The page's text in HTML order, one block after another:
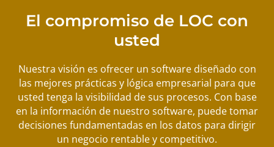
El compromiso de LOC con
usted
Nuestra visión es ofrecer un software diseñado con
las mejores prácticas y lógica empresarial para que
usted tenga la visibilidad de sus procesos. Con base
en la información de nuestro software, puede tomar
decisiones fundamentadas en los datos para dirigir
un negocio rentable y competitivo.